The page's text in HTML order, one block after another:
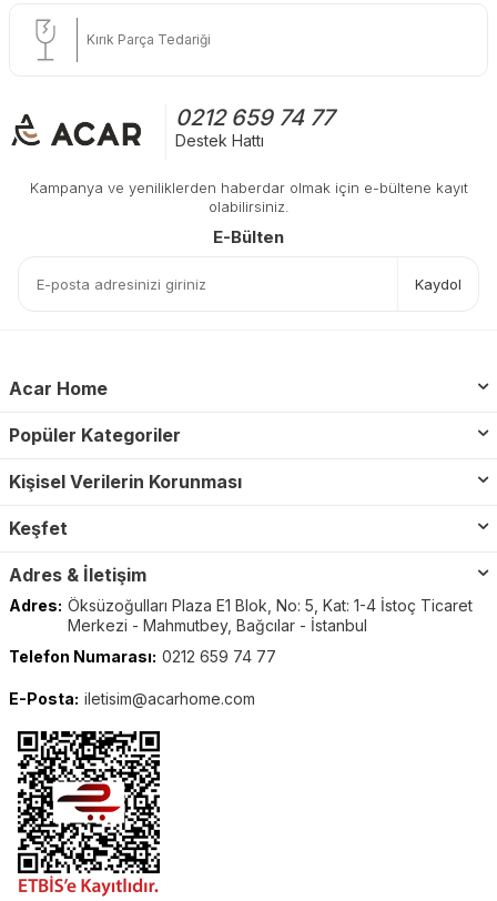
Kırık Parça Tedariği
0212 659 74 77
Destek Hattı
Kampanya ve yeniliklerden haberdar olmak için e-bültene kayıt
olabilirsiniz.
E-Bülten
Kaydol
Acar Home
Popüler Kategoriler
Kişisel Verilerin Korunması
Keşfet
Adres & İletişim
Adres: Öksüzoğulları Plaza E1 Blok, No: 5, Kat: 1-4 İstoç Ticaret
Merkezi - Mahmutbey, Bağcılar - İstanbul
Telefon Numarası: 0212 659 74 77
E-Posta: iletisim@acarhome.com